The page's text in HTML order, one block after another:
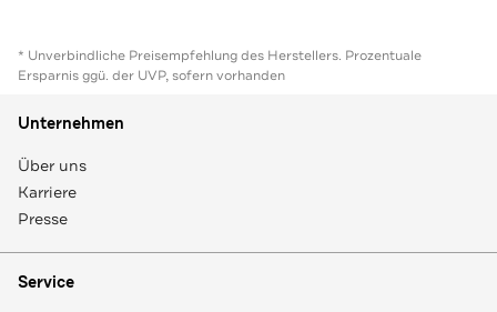
* Unverbindliche Preisempfehlung des Herstellers. Prozentuale
Ersparnis ggü. der UVP, sofern vorhanden
Unternehmen
Über uns
Karriere
Presse
Service